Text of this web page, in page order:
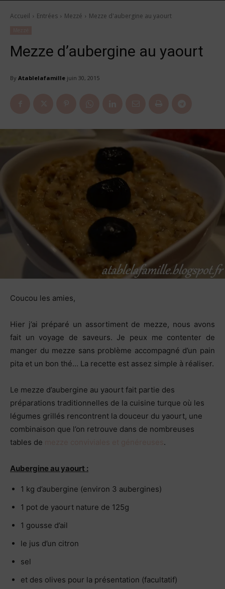
Accueil Entrées Mezzé Mezze d'aubergine au yaourt
Mezze d’aubergine au yaourt
By Atablelafamille juin 30, 2015
Coucou les amies,
Hier j’ai préparé un assortiment de mezze, nous avons
fait un voyage de saveurs. Je peux me contenter de
manger du mezze sans problème accompagné d’un pain
pita et un bon thé… La recette est assez simple à réaliser.
Le mezze d’aubergine au yaourt fait partie des
préparations traditionnelles de la cuisine turque où les
légumes grillés rencontrent la douceur du yaourt, une
combinaison que l’on retrouve dans de nombreuses
tables de
.
Aubergine au yaourt :
1 kg d’aubergine (environ 3 aubergines)
1 pot de yaourt nature de 125g
1 gousse d’ail
le jus d’un citron
sel
et des olives pour la présentation (facultatif)